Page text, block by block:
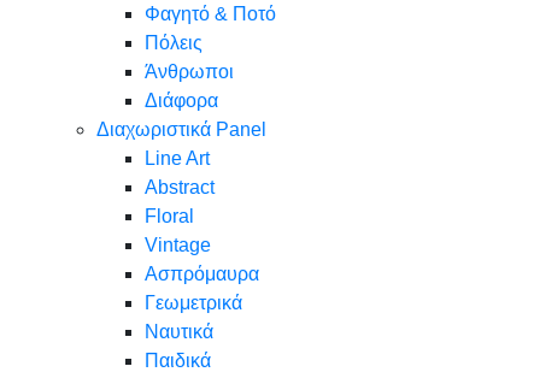
Φαγητό & Ποτό
Πόλεις
Άνθρωποι
Διάφορα
Διαχωριστικά Panel
Line Art
Abstract
Floral
Vintage
Ασπρόμαυρα
Γεωμετρικά
Ναυτικά
Παιδικά